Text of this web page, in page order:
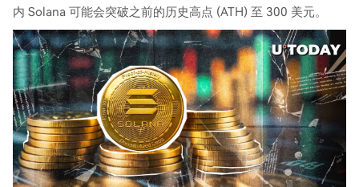
内 Solana 可能会突破之前的历史高点 (ATH) 至 300 美元。